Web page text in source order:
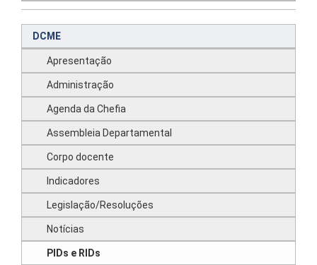
DCME
Apresentação
Administração
Agenda da Chefia
Assembleia Departamental
Corpo docente
Indicadores
Legislação/Resoluções
Notícias
PIDs e RIDs